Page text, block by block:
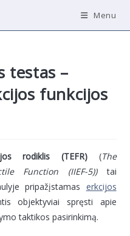
Menu
testas –
funkcijos
rodiklis (TEFR)(The
Function (IIEF-5))tai
pripažįstamas erkcijos
objektyviai spręsti apie
taktikos pasirinkimą.